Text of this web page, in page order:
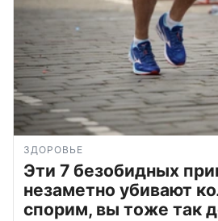
ЗДОРОВЬЕ
Эти 7 безобидных
незаметно убивают
спорим, вы тоже так